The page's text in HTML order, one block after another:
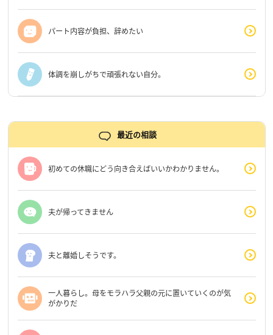
パート内容が負担、辞めたい
体調を崩しがちで頑張れない自分。
最近の相談
初めての休職にどう向き合えばいいかわかりません。
夫が帰ってきません
夫と離婚しそうです。
一人暮らし。母をモラハラ父親の元に置いていくのが気
がかりだ